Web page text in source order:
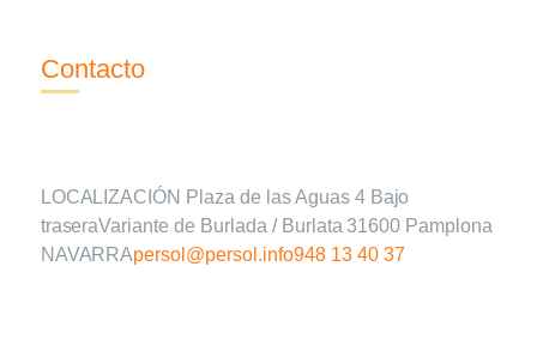
Contacto
LOCALIZACIÓN Plaza de las Aguas 4 Bajo
traseraVariante de Burlada / Burlata 31600 Pamplona
NAVARRApersol@persol.info948 13 40 37